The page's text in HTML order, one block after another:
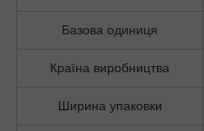
Базова одиниця
Країна виробництва
Ширина упаковки